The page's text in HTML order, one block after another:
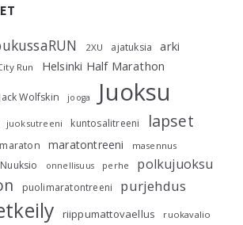
2XU ajatuksia arki
Run Helsinki Half Marathon
Jack Wolfskin jooga Juoksu
juoksutreeni kuntosalitreeni
lapset
maraton maratontreeni masennus
Nuuksio onnellisuus perhe polkujuoksu
puolimaratontreeni purjehdus
riippumattovaellus
ruokavalio